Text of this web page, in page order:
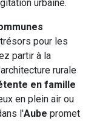
urbaine.
pour les
partir à la
rurale
en famille
en plein air ou
l'Aube promet